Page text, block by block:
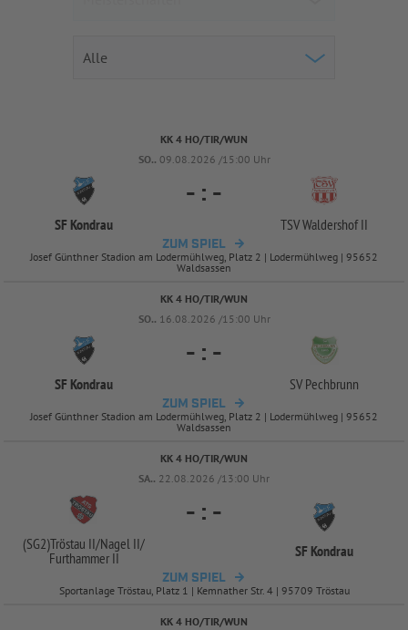
KK 4 HO/TIR/WUN
SO.. 09.08.2026 /15:00 Uhr
SF Kondrau
- : -
TSV Waldershof II
ZUM SPIEL
Josef Günthner Stadion am Lodermühlweg, Platz 2 | Lodermühlweg | 95652
Waldsassen
KK 4 HO/TIR/WUN
SO.. 16.08.2026 /15:00 Uhr
SF Kondrau
- : -
SV Pechbrunn
ZUM SPIEL
Josef Günthner Stadion am Lodermühlweg, Platz 2 | Lodermühlweg | 95652
Waldsassen
KK 4 HO/TIR/WUN
SA.. 22.08.2026 /13:00 Uhr
(SG2)Tröstau II/Nagel II/
Furthammer II
- : -
SF Kondrau
ZUM SPIEL
Sportanlage Tröstau, Platz 1 | Kemnather Str. 4 | 95709 Tröstau
KK 4 HO/TIR/WUN